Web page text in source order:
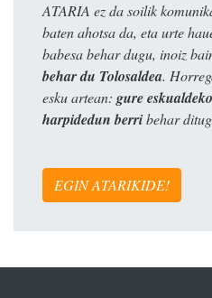
ATARIA ez da soilik
baten ahotsa da, eta urte
babesa behar dugu, inoiz
behar du Tolosaldea.
esku artean: gure
harpidedun berribehar
EGIN ATARIKIDE!